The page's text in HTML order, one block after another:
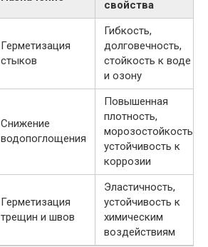
свойства
Герметизация
стыков
Гибкость,
долговечность,
стойкость к воде
и озону
Снижение
водопоглощения
Повышенная
плотность,
морозостойкость,
устойчивость к
коррозии
Герметизация
трещин и швов
Эластичность,
устойчивость к
химическим
воздействиям